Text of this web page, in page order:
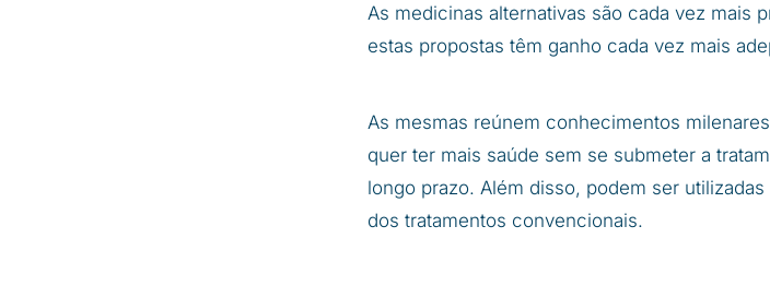
As medicinas alternativas são cada vez mais
estas propostas têm ganho cada vez mais
As mesmas reúnem conhecimentos
quer ter mais saúde sem se submeter a
longo prazo. Além disso, podem ser
dos tratamentos convencionais.